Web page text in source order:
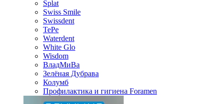
Splat
Swiss Smile
Swissdent
TePe
Waterdent
White Glo
Wisdom
ВладМиВа
Зелёная Дубрава
Колумб
Профилактика и гигиена Foramen